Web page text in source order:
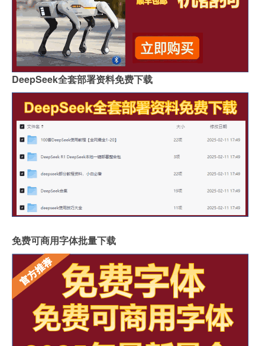
DeepSeek全套部署资料免费下载
免费可商用字体批量下载